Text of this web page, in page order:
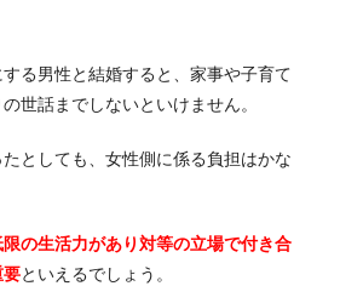
る男性と結婚すると、家事や子育て
世話までしないといけません。
としても、女性側に係る負担はかな
の生活力があり対等の立場で付き合
要といえるでしょう。